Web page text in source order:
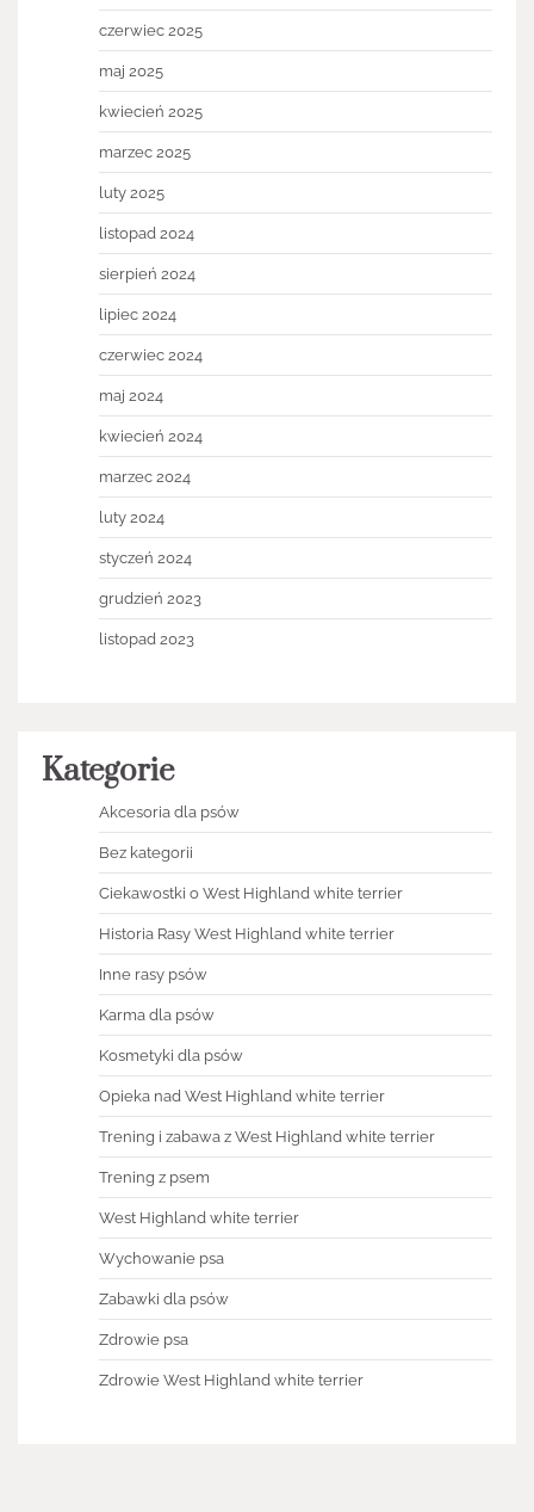
czerwiec 2025
maj 2025
kwiecień 2025
marzec 2025
luty 2025
listopad 2024
sierpień 2024
lipiec 2024
czerwiec 2024
maj 2024
kwiecień 2024
marzec 2024
luty 2024
styczeń 2024
grudzień 2023
listopad 2023
Kategorie
Akcesoria dla psów
Bez kategorii
Ciekawostki o West Highland white terrier
Historia Rasy West Highland white terrier
Inne rasy psów
Karma dla psów
Kosmetyki dla psów
Opieka nad West Highland white terrier
Trening i zabawa z West Highland white terrier
Trening z psem
West Highland white terrier
Wychowanie psa
Zabawki dla psów
Zdrowie psa
Zdrowie West Highland white terrier